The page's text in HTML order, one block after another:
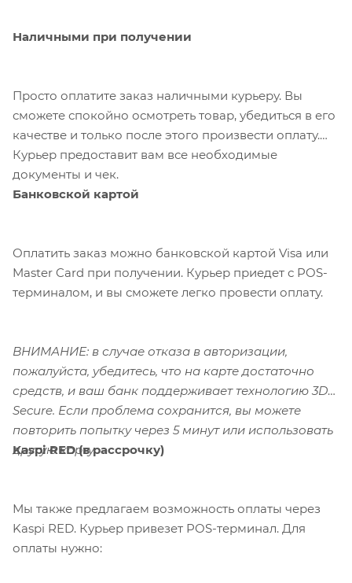
Наличными при получении
Просто оплатите заказ наличными курьеру. Вы
сможете спокойно осмотреть товар, убедиться в его
качестве и только после этого произвести оплату.
Курьер предоставит вам все необходимые
документы и чек.
Банковской картой
Оплатить заказ можно банковской картой Visa или
Master Card при получении. Курьер приедет с POS-
терминалом, и вы сможете легко провести оплату.
ВНИМАНИЕ: в случае отказа в авторизации,
пожалуйста, убедитесь, что на карте достаточно
средств, и ваш банк поддерживает технологию 3D-
Secure. Если проблема сохранится, вы можете
повторить попытку через 5 минут или использовать
другую карту.
Kaspi RED (в рассрочку)
Мы также предлагаем возможность оплаты через
Kaspi RED. Курьер привезет POS-терминал. Для
оплаты нужно: